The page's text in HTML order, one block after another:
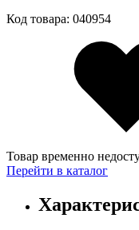
Код товара: 040954
Товар временно
Перейти в каталог